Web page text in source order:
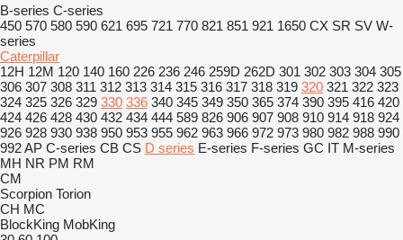
B-series C-series
450 570 580 590 621 695 721 770 821 851 921 1650 CX SR SV W-
series
Caterpillar
12H 12M 120 140 160 226 236 246 259D 262D 301 302 303 304 305
306 307 308 311 312 313 314 315 316 317 318 319 320 321 322 323
324 325 326 329 330 336 340 345 349 350 365 374 390 395 416 420
424 426 428 430 432 434 444 589 826 906 907 908 910 914 918 924
926 928 930 938 950 953 955 962 963 966 972 973 980 982 988 990
992AP C-series CB CS D series E-series F-series GC IT M-series
MH NR PM RM
CM
Scorpion Torion
CH MC
BlockKing MobKing